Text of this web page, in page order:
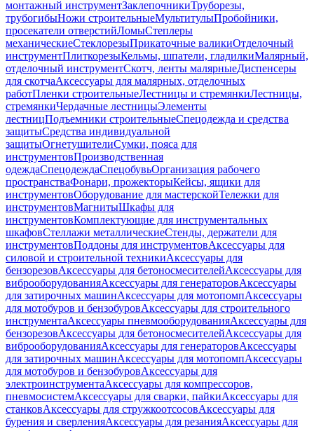
монтажный инструментЗаклепочникиТруборезы,
трубогибыНожи строительныеМультитулыПробойники,
просекатели отверстийЛомыСтеплеры
механическиеСтеклорезыПрикаточные валикиОтделочный
инструментПлиткорезыКельмы, шпатели, гладилкиМалярный,
отделочный инструментСкотч, ленты малярныеДиспенсеры
для скотчаАксессуары для малярных, отделочных
работПленки строительныеЛестницы и стремянкиЛестницы,
стремянкиЧердачные лестницыЭлементы
лестницПодъемники строительныеСпецодежда и средства
защитыСредства индивидуальной
защитыОгнетушителиСумки, пояса для
инструментовПроизводственная
одеждаСпецодеждаСпецобувьОрганизация рабочего
пространстваФонари, прожекторыКейсы, ящики для
инструментовОборудование для мастерскойТележки для
инструментовМагнитыШкафы для
инструментовКомплектующие для инструментальных
шкафовСтеллажи металлическиеСтенды, держатели для
инструментовПоддоны для инструментовАксессуары для
силовой и строительной техникиАксессуары для
бензорезовАксессуары для бетоносмесителейАксессуары для
виброоборудованияАксессуары для генераторовАксессуары
для затирочных машинАксессуары для мотопомпАксессуары
для мотобуров и бензобуровАксессуары для строительного
инструментаАксессуары пневмооборудованияАксессуары для
бензорезовАксессуары для бетоносмесителейАксессуары для
виброоборудованияАксессуары для генераторовАксессуары
для затирочных машинАксессуары для мотопомпАксессуары
для мотобуров и бензобуровАксессуары для
электроинструментаАксессуары для компрессоров,
пневмосистемАксессуары для сварки, пайкиАксессуары для
станковАксессуары для стружкоотсосовАксессуары для
бурения и сверленияАксессуары для резанияАксессуары для